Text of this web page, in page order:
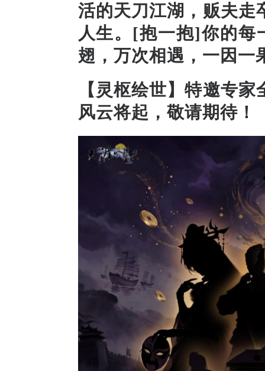
活的天刀江湖 ，贩夫走
人生。[抱一抱]你的每
翅，万次相遇， 一因 一
【灵枢绘世】特邀专
风云将起，敬请期待！